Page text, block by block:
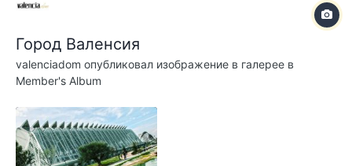
Город Валенсия
valenciadom опубликовал изображение в галерее в
Member's Album